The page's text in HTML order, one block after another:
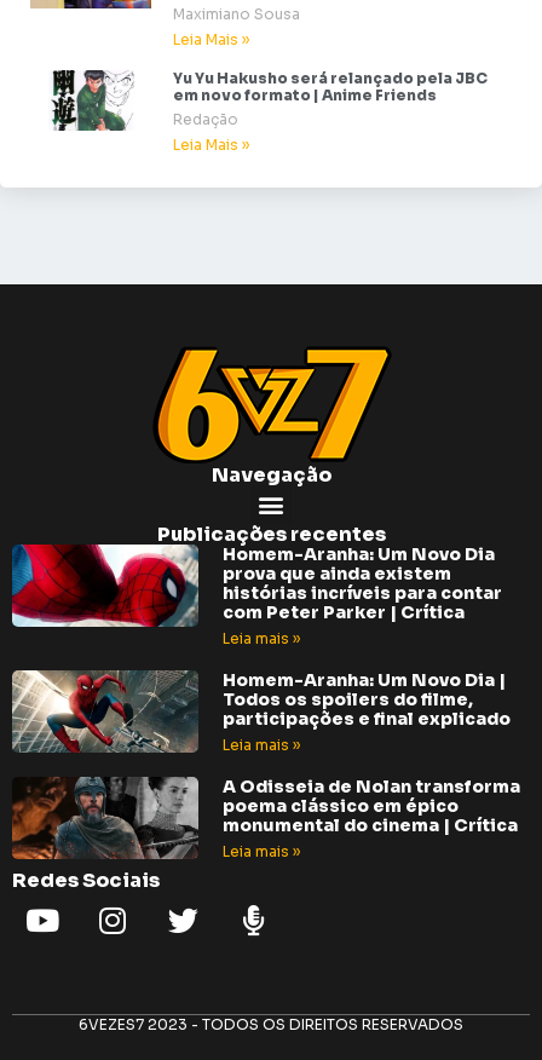
Maximiano Sousa
Leia Mais »
Yu Yu Hakusho será relançado pela JBC
em novo formato | Anime Friends
Redação
Leia Mais »
Navegação
Publicações recentes
Homem-Aranha: Um Novo Dia
prova que ainda existem
histórias incríveis para contar
com Peter Parker | Crítica
Leia mais »
Homem-Aranha: Um Novo Dia |
Todos os spoilers do filme,
participações e final explicado
Leia mais »
A Odisseia de Nolan transforma
poema clássico em épico
monumental do cinema | Crítica
Leia mais »
Redes Sociais
6VEZES7 2023 - TODOS OS DIREITOS RESERVADOS